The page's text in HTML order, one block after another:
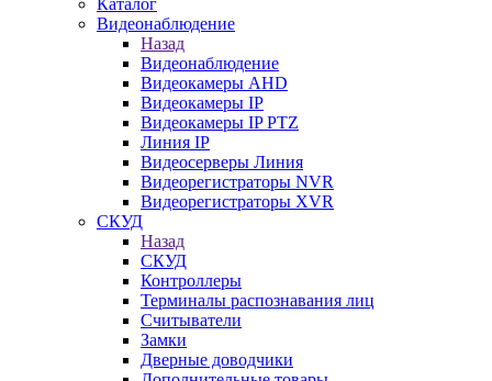
Каталог
Видеонаблюдение
Назад
Видеонаблюдение
Видеокамеры AHD
Видеокамеры IP
Видеокамеры IP PTZ
Линия IP
Видеосерверы Линия
Видеорегистраторы NVR
Видеорегистраторы XVR
СКУД
Назад
СКУД
Контроллеры
Терминалы распознавания лиц
Считыватели
Замки
Дверные доводчики